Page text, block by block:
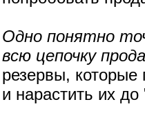
Одно понятно
всю цепочку
резервы, которые
и нарастить их